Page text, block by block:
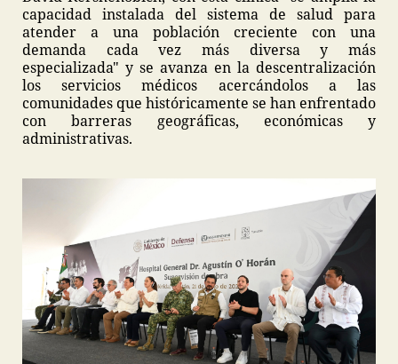
capacidad instalada del sistema de salud para
atender a una población creciente con una
demanda cada vez más diversa y más
especializada" y se avanza en la descentralización
los servicios médicos acercándolos a las
comunidades que históricamente se han enfrentado
con barreras geográficas, económicas y
administrativas.